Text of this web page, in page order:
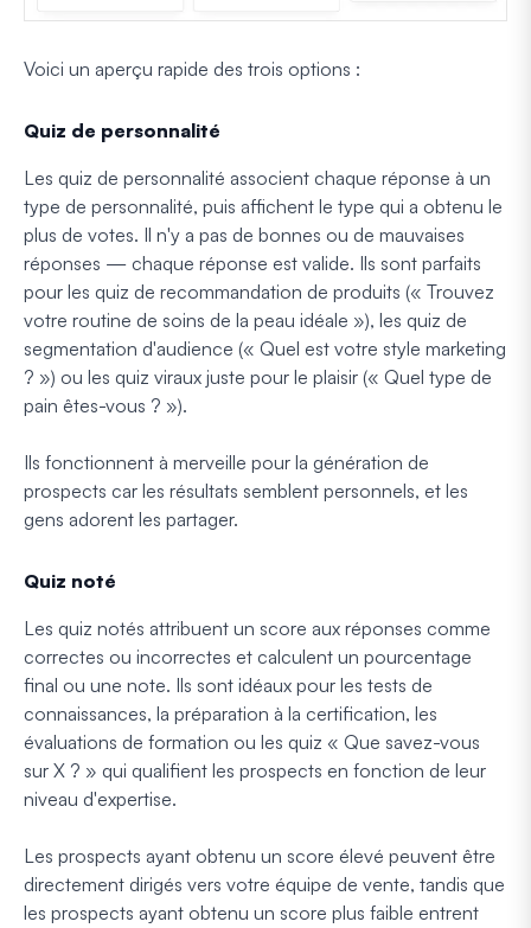
Voici un aperçu rapide des trois options :
Quiz de personnalité
Les quiz de personnalité associent chaque réponse à un
type de personnalité, puis affichent le type qui a obtenu le
plus de votes. Il n'y a pas de bonnes ou de mauvaises
réponses — chaque réponse est valide. Ils sont parfaits
pour les quiz de recommandation de produits (« Trouvez
votre routine de soins de la peau idéale »), les quiz de
segmentation d'audience (« Quel est votre style marketing
? ») ou les quiz viraux juste pour le plaisir (« Quel type de
pain êtes-vous ? »).
Ils fonctionnent à merveille pour la génération de
prospects car les résultats semblent personnels, et les
gens adorent les partager.
Quiz noté
Les quiz notés attribuent un score aux réponses comme
correctes ou incorrectes et calculent un pourcentage
final ou une note. Ils sont idéaux pour les tests de
connaissances, la préparation à la certification, les
évaluations de formation ou les quiz « Que savez-vous
sur X ? » qui qualifient les prospects en fonction de leur
niveau d'expertise.
Les prospects ayant obtenu un score élevé peuvent être
directement dirigés vers votre équipe de vente, tandis que
les prospects ayant obtenu un score plus faible entrent